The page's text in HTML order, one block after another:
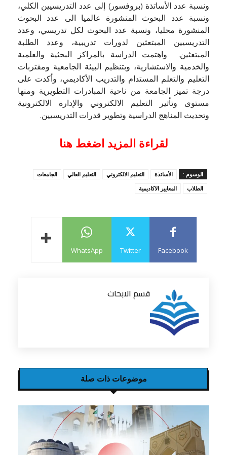
ونسبة عدد الأساتذة (بروفسور) إلى عدد التدريسيين الكلي،
ونسبة عدد البحوث المنشورة عالميا الى عدد البحوث
المنشورة محليا، ونسبة عدد البحوث لكل تدريسي، وعدد
التدريسيين المبتعثين لدورات تدريبية، وعدد الطلبة
المبتعثين. واهتمت الدراسة بالمراكز البحثية والعلمية
والخدمية والاستشارية، وبتنظيم البيئة الجامعية ومقتربات
التعليم والتعلم المستدام والتدريب الأكاديمي، وأكدت على
درجة تميز الجامعة من ناحية المبادرات التطويرية ومنها
مستوى وتأثير التعليم الالكتروني والإدارة الالكترونية
وتحديث المناهج الدراسية وتطوير قدرات التدريسيين.
لقراءة المزيد اضغط هنا
الوسوم : الأساتذة التعليم الالكتروني التعليم العالي
الجامعات
الطلاب
المعايير الاكاديمية
Facebook
Twitter
WhatsApp
قسم الابحاث
موضوعات ذات صلة